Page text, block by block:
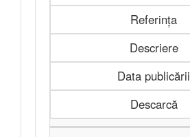
Referința
Descriere
Data publicării
Descarcă